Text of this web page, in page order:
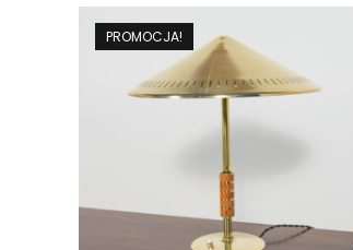
PROMOCJA!